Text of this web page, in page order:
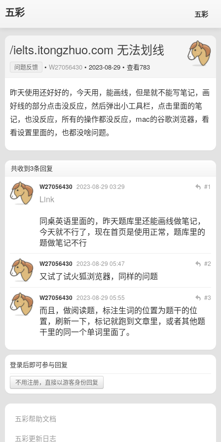
五彩 五彩
/ielts.itongzhuo.com 无法划线
问题反馈 • W27056430 • 2023-08-29 • 查看783
昨天使用还好好的，今天用，能画线，但是就不能写笔记，画
好线的部分点击没反应，然后弹出小工具栏，点击里面的笔
记，也没反应，所有的操作都没反应，mac的谷歌浏览器，看
看设置里面的，也都没啥问题。
共收到3条回复
W27056430 2023-08-29 03:29 #1
Link
同桌英语里面的，昨天题库里还能画线做笔记，
今天就不行了，现在首页是使用正常，题库里的
题做笔记不行
W27056430 2023-08-29 05:47 #2
又试了试火狐浏览器，同样的问题
W27056430 2023-08-29 05:55 #3
而且，做阅读题，标注生词的位置为题干的位
置，刷新一下，标记就跑到文章里，或者其他题
干里的同一个单词里面了。
登录后即可参与回复
不用注册，直接以游客身份回复
五彩帮助文档
五彩更新日志